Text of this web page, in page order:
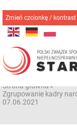
do
treści
Zmień czcionkę / kontrast
Strona główna»
Zgrupowanie kadry
07.06.2021